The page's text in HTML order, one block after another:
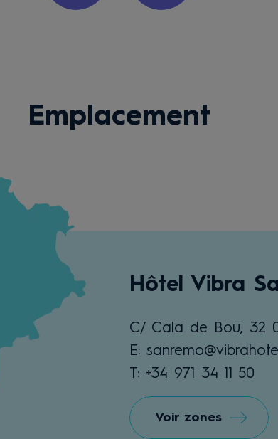
Emplacement
Hôtel Vibra
C/ Cala de Bou, 32
E:
T: +34 971 34 11 50
Voir zones